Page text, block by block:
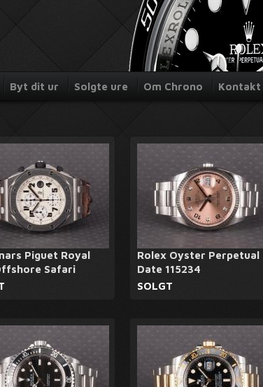
Byt dit ur Solgte ure Om Chrono Kontakt
Piguet Royal
Safari
Rolex Oyster Perpetual
Date 115234
SOLGT